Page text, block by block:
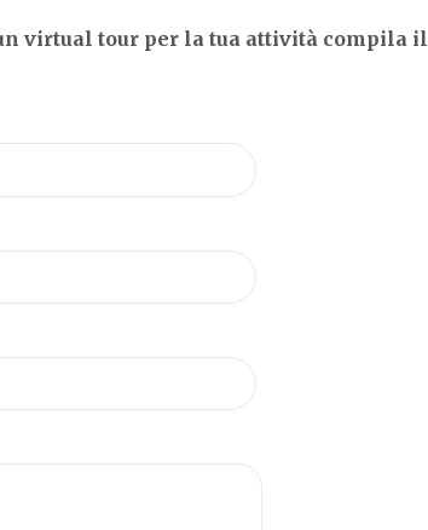
virtual tour per la tua attività compila il